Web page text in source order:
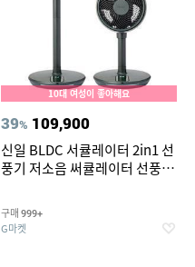
10대 여성이 좋아해요
39% 109,900
신일 BLDC 서큘레이터 2in1 선
풍기 저소음 써큘레이터 선풍기
퍼)
구매 999+
G마켓